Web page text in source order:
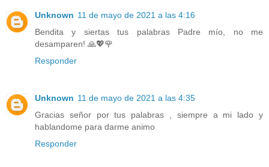
Unknown 11 de mayo de 2021 a las 4:16
Bendita y siertas tus palabras Padre mío, no me
desamparen! 🙏💖🌹
Responder
Unknown 11 de mayo de 2021 a las 4:35
Gracias señor por tus palabras , siempre a mi lado y
hablandome para darme animo
Responder